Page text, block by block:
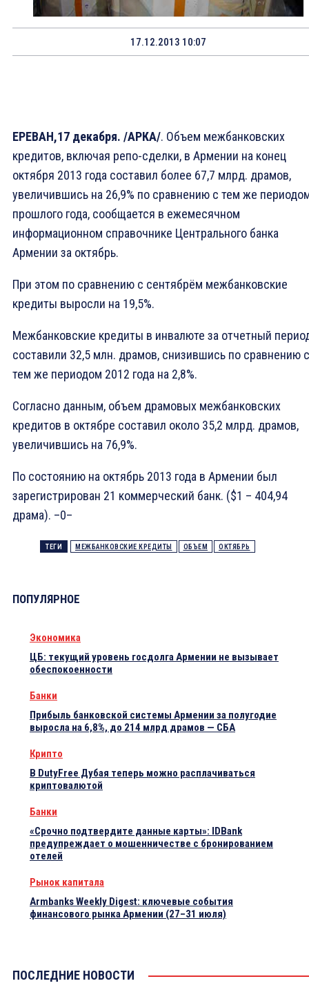
17.12.2013 10:07
ЕРЕВАН,17 декабря. /АРКА/. Объем межбанковских
кредитов, включая репо-сделки, в Армении на конец
октября 2013 года составил более 67,7 млрд. драмов,
увеличившись на 26,9% по сравнению с тем же
прошлого года, сообщается в ежемесячном
информационном справочнике Центрального банка
Армении за октябрь.
При этом по сравнению с сентябрём межбанковские
кредиты выросли на 19,5%.
Межбанковские кредиты в инвалюте за отчетный
составили 32,5 млн. драмов, снизившись по сравнению с
тем же периодом 2012 года на 2,8%.
Согласно данным, объем драмовых межбанковских
кредитов в октябре составил около 35,2 млрд. драмов,
увеличившись на 76,9%.
По состоянию на октябрь 2013 года в Армении был
зарегистрирован 21 коммерческий банк. ($1 – 404,94
драма). –0–
ТЕГИ МЕЖБАНКОВСКИЕ КРЕДИТЫ ОБЪЕМ ОКТЯБРЬ
ПОПУЛЯРНОЕ
Экономика
ЦБ: текущий уровень госдолга Армении не вызывает
обеспокоенности
Банки
Прибыль банковской системы Армении за полугодие
выросла на 6,8%, до 214 млрд драмов — СБА
Крипто
В DutyFree Дубая теперь можно расплачиваться
криптовалютой
Банки
«Срочно подтвердите данные карты»: IDBank
предупреждает о мошенничестве с бронированием
отелей
Рынок капитала
Armbanks Weekly Digest: ключевые события
финансового рынка Армении (27–31 июля)
ПОСЛЕДНИЕ НОВОСТИ